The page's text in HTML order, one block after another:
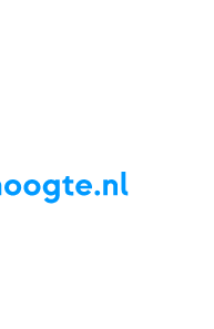
Live updatesApp